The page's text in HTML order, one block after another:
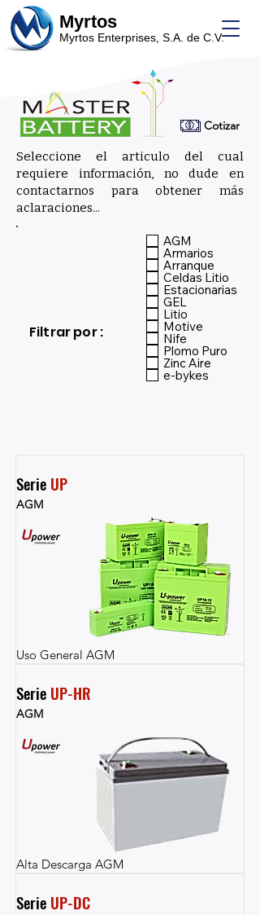
Myrtos
Myrtos Enterprises, S.A. de C.V.
Cotizar
Seleccione el articulo del cual
requiere información, no dude en
contactarnos para obtener más
aclaraciones...
Filtrar por :
AGM
Armarios
Arranque
Celdas Litio
Estacionarias
GEL
Litio
Motive
Nife
Plomo Puro
Zinc Aire
e-bykes
Serie UP
AGM
Uso General AGM
Serie UP-HR
AGM
Alta Descarga AGM
Serie UP-DC